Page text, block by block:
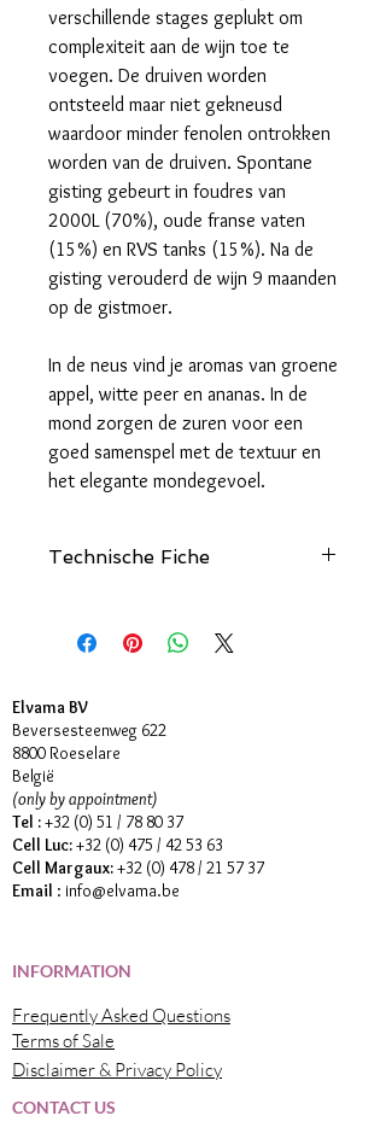
verschillende stages geplukt om
complexiteit aan de wijn toe te
voegen. De druiven worden
ontsteeld maar niet gekneusd
waardoor minder fenolen ontrokken
worden van de druiven. Spontane
gisting gebeurt in foudres van
2000L (70%), oude franse vaten
(15%) en RVS tanks (15%). Na de
gisting verouderd de wijn 9 maanden
op de gistmoer.
In de neus vind je aromas van groene
appel, witte peer en ananas. In de
mond zorgen de zuren voor een
goed samenspel met de textuur en
het elegante mondegevoel.
Technische Fiche
Elvama BV
Beversesteenweg 622
8800 Roeselare
België
(only by appointment)
Tel :+32 (0) 51 / 78 80 37
Cell Luc:+32 (0) 475 / 42 53 63
Cell Margaux:+32 (0) 478 / 21 57 37
Email : info@elvama.be
INFORMATION
Frequently Asked Questions
Terms of Sale
Disclaimer & Privacy Policy
CONTACT US